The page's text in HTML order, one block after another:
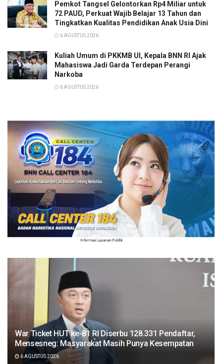
Pemkot Tangsel Gelontorkan Rp4 Miliar untuk
72 PAUD, Perkuat Wajib Belajar 13 Tahun dan
Tingkatkan Kualitas Pendidikan Anak Usia Dini
6 AGUSTUS 2026
Kuliah Umum di PKKMB UI, Kepala BNN RI Ajak
Mahasiswa Jadi Garda Terdepan Perangi
Narkoba
6 AGUSTUS 2026
War Ticket HUT ke-81 RI Diserbu 128.331 Pendaftar,
Mensesneg: Masyarakat Masih Punya Kesempatan
6 AGUSTUS 2026